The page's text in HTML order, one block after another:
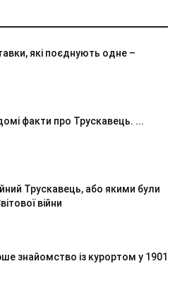
які поєднують одне –
факти про Трускавець. ...
Трускавець, або якими були
війни
знайомство із курортом у 1901